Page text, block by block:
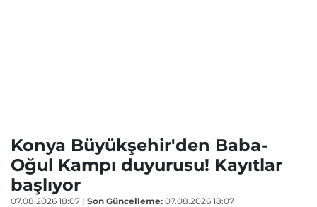
Konya Büyükşehir'den Baba-
Oğul Kampı duyurusu! Kayıtlar
başlıyor
07.08.2026 18:07 | Son Güncelleme: 07.08.2026 18:07